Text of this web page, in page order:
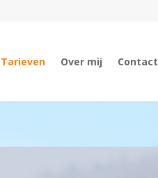
Tarieven Over mij Contact